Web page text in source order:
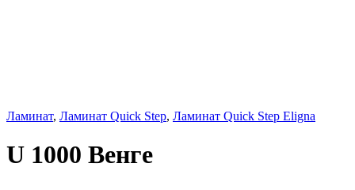
Ламинат, Ламинат Quick Step, Ламинат Quick Step Eligna
U 1000 Венге